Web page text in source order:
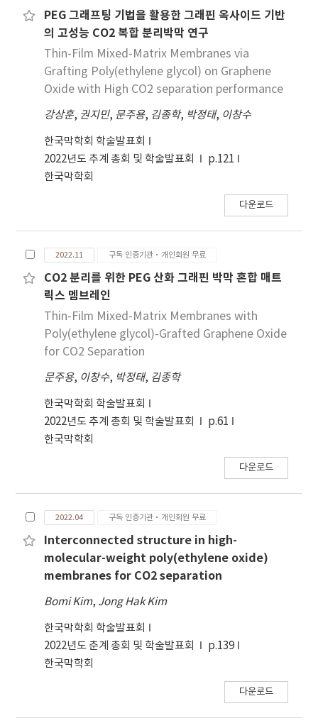
PEG 그래프팅 기법을 활용한 그래핀 옥사이드 기반
의 고성능 CO2 복합 분리박막 연구
Thin-Film Mixed-Matrix Membranes via
Grafting Poly(ethylene glycol) on Graphene
Oxide with High CO2 separation performance
강상훈, 권지민, 문주용, 김종학, 박정태, 이창수
한국막학회 학술발표회
2022년도 추계 총회 및 학술발표회
p.121
한국막학회
다운로드
2022.11 구독 인증기관·개인회원 무료
CO2 분리를 위한 PEG 산화 그래핀 박막 혼합 매트
릭스 멤브레인
Thin-Film Mixed-Matrix Membranes with
Poly(ethylene glycol)-Grafted Graphene Oxide
for CO2 Separation
문주용, 이창수, 박정태, 김종학
한국막학회 학술발표회
2022년도 추계 총회 및 학술발표회
p.61
한국막학회
다운로드
2022.04 구독 인증기관·개인회원 무료
Interconnected structure in high-
molecular-weight poly(ethylene oxide)
membranes for CO2 separation
Bomi Kim, Jong Hak Kim
한국막학회 학술발표회
2022년도 춘계 총회 및 학술발표회
p.139
한국막학회
다운로드